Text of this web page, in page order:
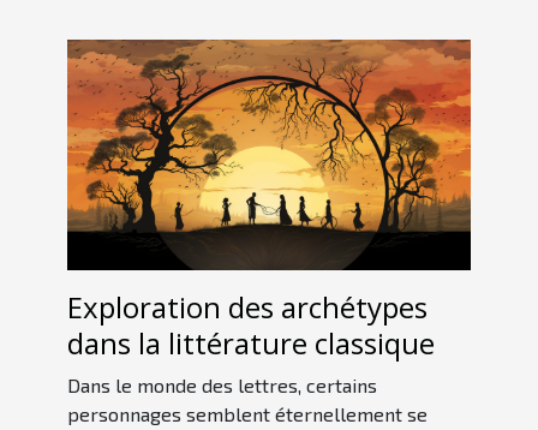
Exploration des archétypes
dans la littérature classique
Dans le monde des lettres, certains
personnages semblent éternellement se